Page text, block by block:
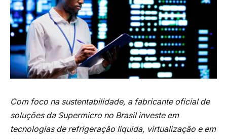
Com foco na sustentabilidade, a fabricante oficial de
soluções da Supermicro no Brasil investe em
tecnologias de refrigeração líquida, virtualização e em